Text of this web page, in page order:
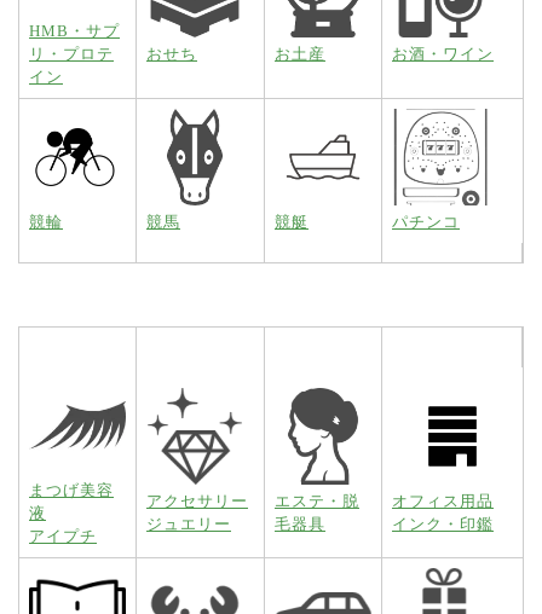
HMB・サプ
リ・プロテ
イン
おせち お土産 お酒・ワイン
競輪 競馬 競艇 パチンコ
まつげ美容
液
アイプチ
アクセサリー
ジュエリー
エステ・脱
毛器具
オフィス用品
インク・印鑑